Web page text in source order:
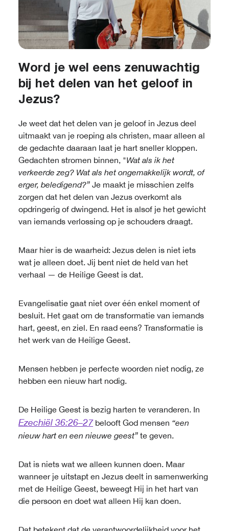
Word je wel eens zenuwachtig
bij het delen van het geloof in
Jezus?
Je weet dat het delen van je geloof in Jezus deel
uitmaakt van je roeping als christen, maar alleen al
de gedachte daaraan laat je hart sneller kloppen.
Gedachten stromen binnen, "Wat als ik het
verkeerde zeg? Wat als het ongemakkelijk wordt, of
erger, beledigend?” Je maakt je misschien zelfs
zorgen dat het delen van Jezus overkomt als
opdringerig of dwingend. Het is alsof je het gewicht
van iemands verlossing op je schouders draagt.
Maar hier is de waarheid: Jezus delen is niet iets
wat je alleen doet. Jij bent niet de held van het
verhaal — de Heilige Geest is dat.
Evangelisatie gaat niet over één enkel moment of
besluit. Het gaat om de transformatie van iemands
hart, geest, en ziel. En raad eens? Transformatie is
het werk van de Heilige Geest.
Mensen hebben je perfecte woorden niet nodig, ze
hebben een nieuw hart nodig.
De Heilige Geest is bezig harten te veranderen. In
Ezechiël 36:26–27belooft God mensen “een
nieuw hart en een nieuwe geest” te geven.
Dat is niets wat we alleen kunnen doen. Maar
wanneer je uitstapt en Jezus deelt in samenwerking
met de Heilige Geest, beweegt Hij in het hart van
die persoon en doet wat alleen Hij kan doen.